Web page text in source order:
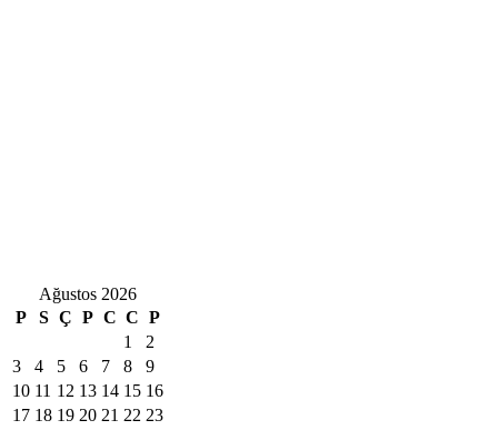
Ağustos 2026
P
S Ç P C C P
1
2
3
4 5 6 7 8
9
10 11 12 13 14 15 16
17 18 19 20 21 22 23